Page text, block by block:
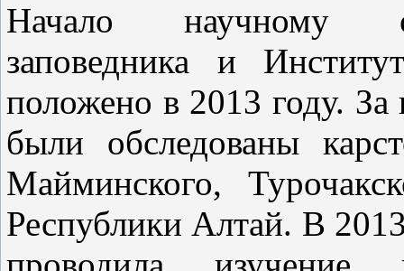
Начало научному
заповедника и
положено в 2013 году.
были обследованы
Майминского,
Республики Алтай. В